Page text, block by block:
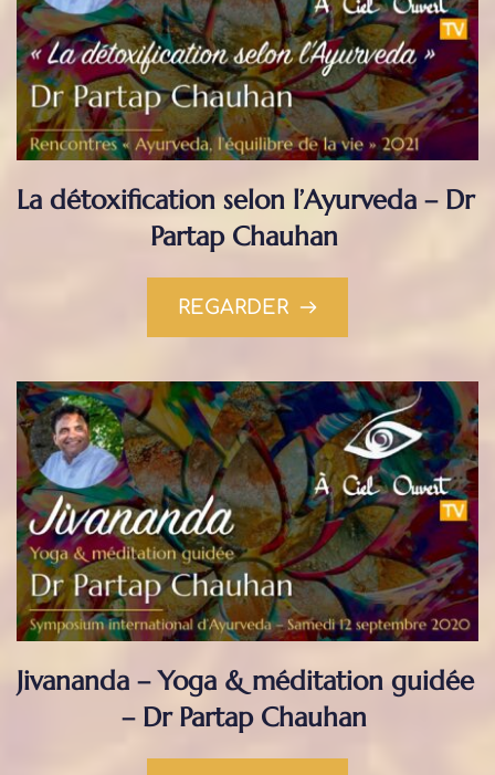
La détoxification selon l’Ayurveda – Dr
Partap Chauhan
REGARDER
Jivananda – Yoga & méditation guidée
– Dr Partap Chauhan